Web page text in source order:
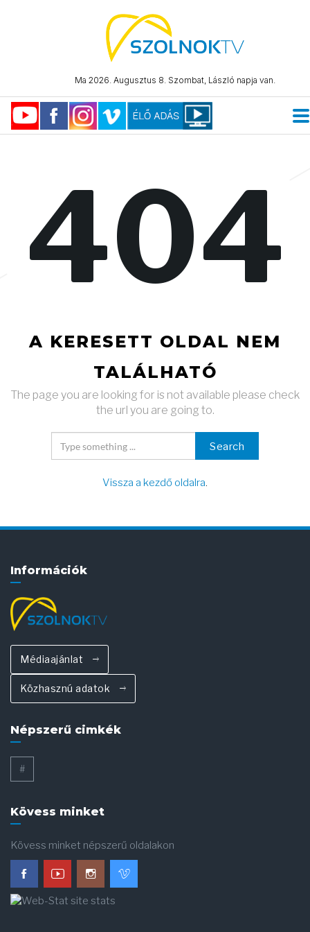
Ma 2026. Augusztus 8. Szombat, László napja van.
404
A KERESETT OLDAL NEM
TALÁLHATÓ
The page you are looking for is not available please check
the url you are going to.
Search
Vissza a kezdő oldalra.
Információk
Médiaajánlat
Közhasznú adatok
Népszerű cimkék
#
Kövess minket
Kövess minket népszerű oldalakon